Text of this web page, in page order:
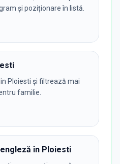
și poziționare în listă.
Ploiesti și filtrează mai
familie.
în Ploiesti